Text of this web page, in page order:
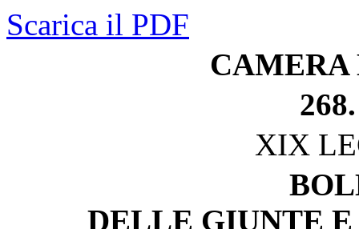
Scarica il PDF
CAMERA
268.
XIX
DELLE GIUNTE